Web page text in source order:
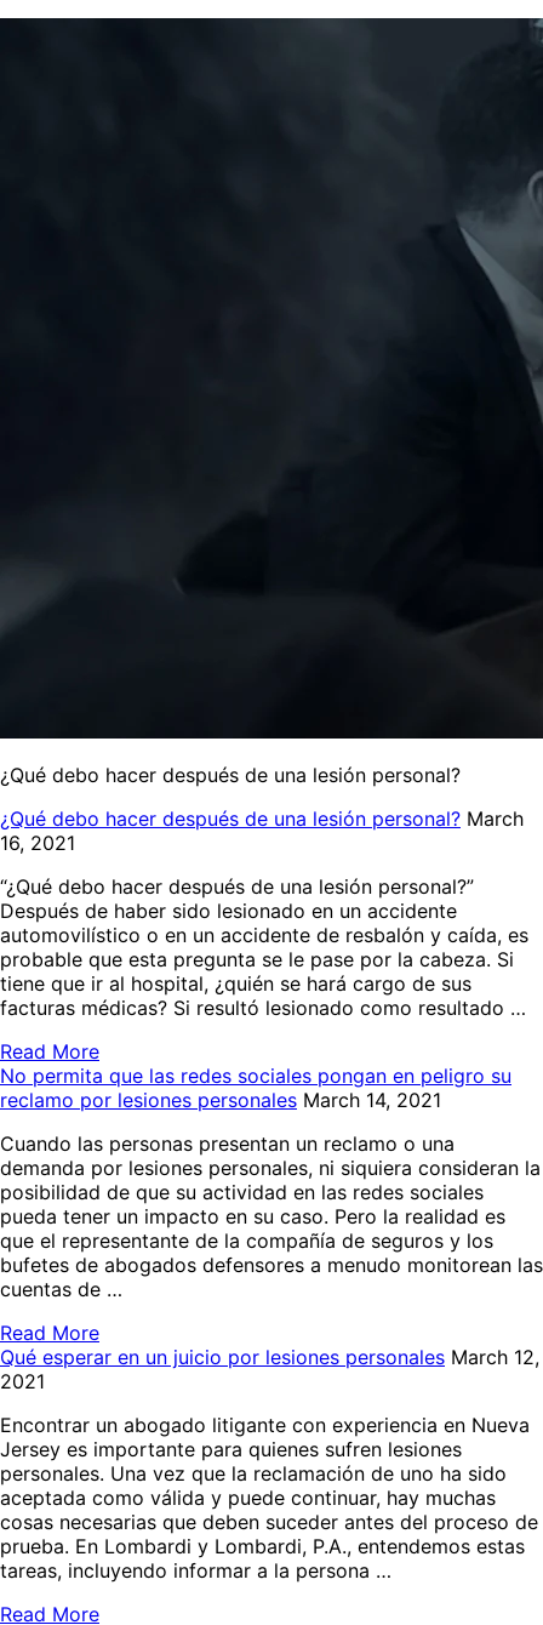
¿Qué debo hacer después de una lesión personal?
¿Qué debo hacer después de una lesión personal? March
16, 2021
“¿Qué debo hacer después de una lesión personal?”
Después de haber sido lesionado en un accidente
automovilístico o en un accidente de resbalón y caída, es
probable que esta pregunta se le pase por la cabeza. Si
tiene que ir al hospital, ¿quién se hará cargo de sus
facturas médicas? Si resultó lesionado como resultado …
Read More
No permita que las redes sociales pongan en peligro su
reclamo por lesiones personales March 14, 2021
Cuando las personas presentan un reclamo o una
demanda por lesiones personales, ni siquiera consideran la
posibilidad de que su actividad en las redes sociales
pueda tener un impacto en su caso. Pero la realidad es
que el representante de la compañía de seguros y los
bufetes de abogados defensores a menudo monitorean las
cuentas de …
Read More
Qué esperar en un juicio por lesiones personales March 12,
2021
Encontrar un abogado litigante con experiencia en Nueva
Jersey es importante para quienes sufren lesiones
personales. Una vez que la reclamación de uno ha sido
aceptada como válida y puede continuar, hay muchas
cosas necesarias que deben suceder antes del proceso de
prueba. En Lombardi y Lombardi, P.A., entendemos estas
tareas, incluyendo informar a la persona …
Read More